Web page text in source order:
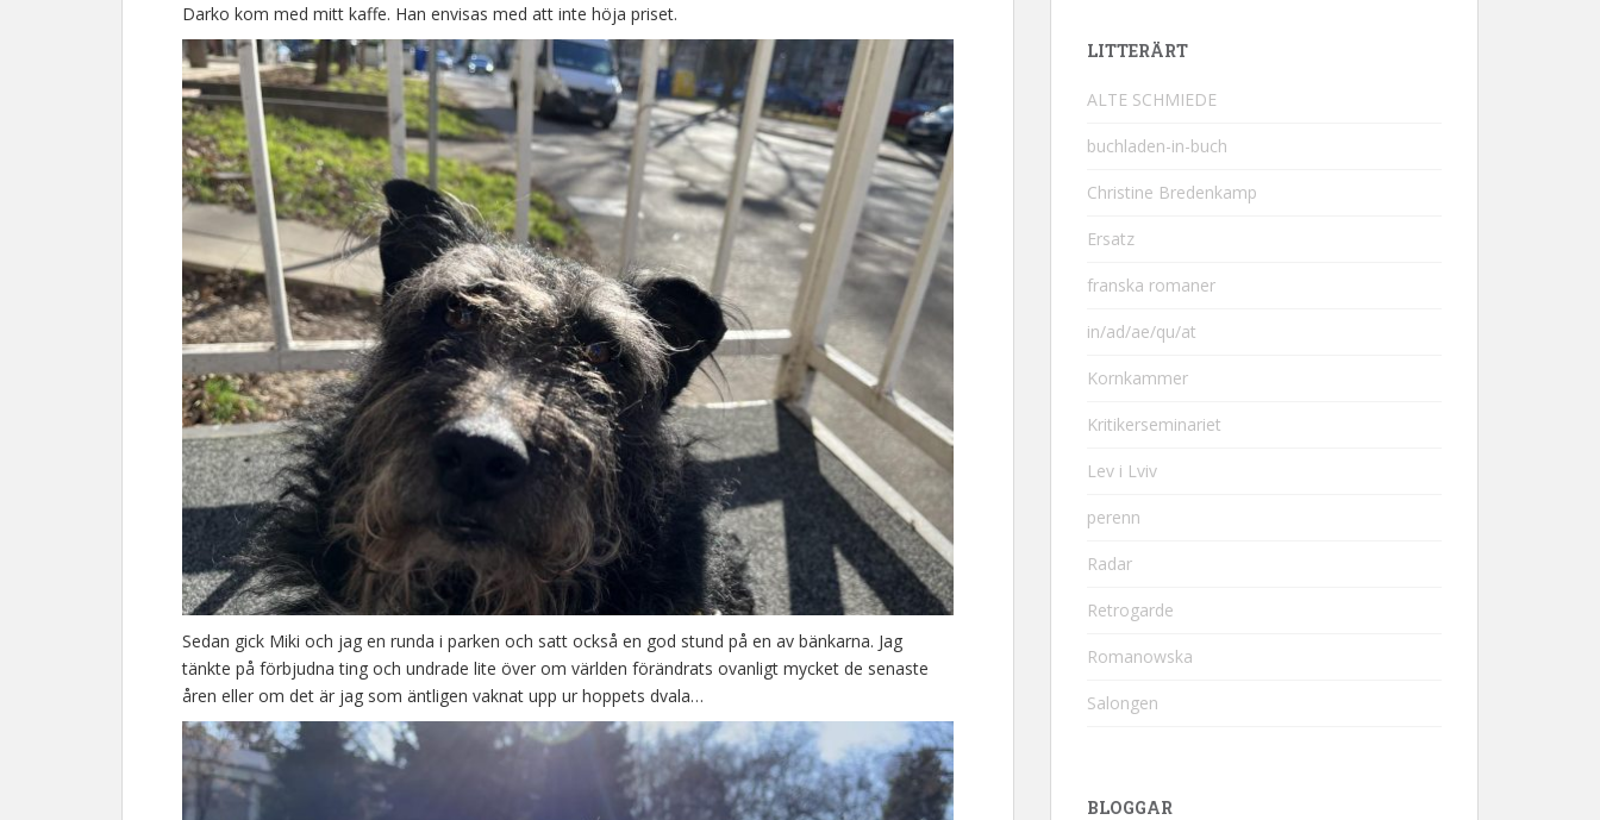
Darko kom med mitt kaffe. Han envisas med att inte höja priset.
Sedan gick Miki och jag en runda i parken och satt också en god stund på en av bänkarna. Jag
tänkte på förbjudna ting och undrade lite över om världen förändrats ovanligt mycket de senaste
åren eller om det är jag som äntligen vaknat upp ur hoppets dvala…
LITTERÄRT
ALTE SCHMIEDE
buchladen-in-buch
Christine Bredenkamp
Ersatz
franska romaner
in/ad/ae/qu/at
Kornkammer
Kritikerseminariet
Lev i Lviv
perenn
Radar
Retrogarde
Romanowska
Salongen
BLOGGAR